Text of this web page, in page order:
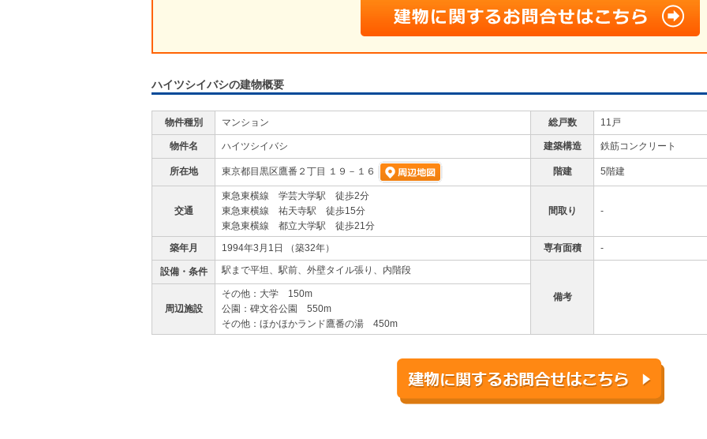
ハイツシイバシの建物概要
物件種別 マンション 総戸数 11戸
物件名 ハイツシイバシ 建築構造 鉄筋コンクリート
所在地 東京都目黒区鷹番２丁目 １９－１６ 階建 5階建
交通
東急東横線 学芸大学駅 徒歩2分
東急東横線 祐天寺駅 徒歩15分
東急東横線 都立大学駅 徒歩21分
間取り -
築年月 1994年3月1日 （築32年） 専有面積 -
設備・条件 駅まで平坦、駅前、外壁タイル張り、内階段
備考
周辺施設
その他：大学 150m
公園：碑文谷公園 550m
その他：ほかほかランド鷹番の湯 450m